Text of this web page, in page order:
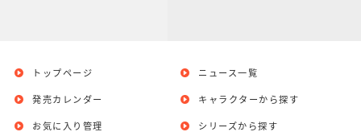
トップページ
発売カレンダー
お気に入り管理
ニュース一覧
キャラクターから探す
シリーズから探す